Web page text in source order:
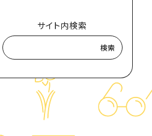
サイト内検索
検索